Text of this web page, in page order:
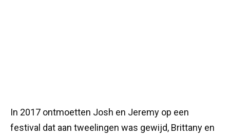
In 2017 ontmoetten Josh en Jeremy op een
festival dat aan tweelingen was gewijd, Brittany en